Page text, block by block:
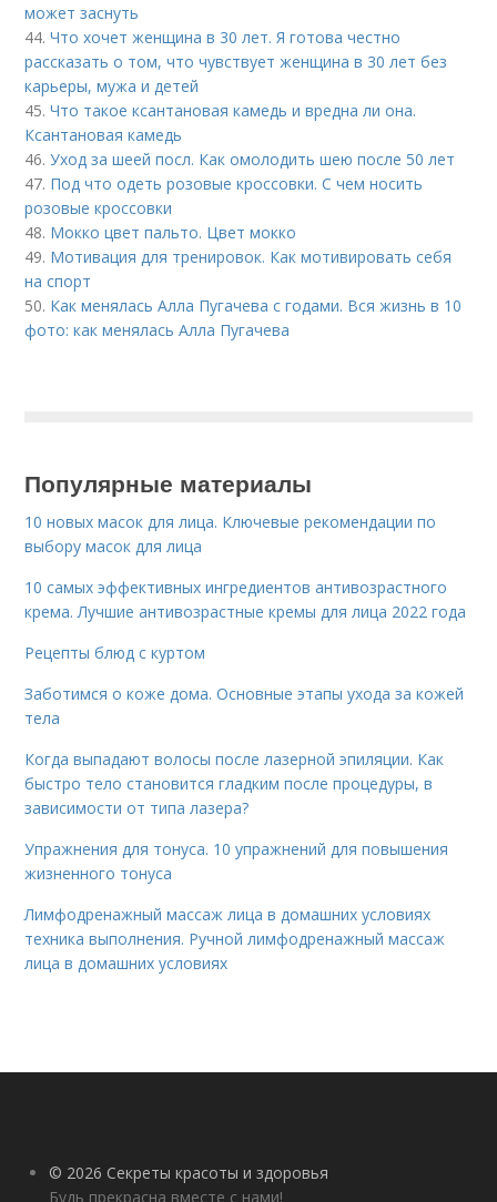
может заснуть
44.Что хочет женщина в 30 лет. Я готова честно
рассказать о том, что чувствует женщина в 30 лет без
карьеры, мужа и детей
45.Что такое ксантановая камедь и вредна ли она.
Ксантановая камедь
46.Уход за шеей посл. Как омолодить шею после 50 лет
47. Под что одеть розовые кроссовки. С чем носить
розовые кроссовки
48. Мокко цвет пальто. Цвет мокко
49. Мотивация для тренировок. Как мотивировать себя
на спорт
50. Как менялась Алла Пугачева с годами. Вся жизнь в 10
фото: как менялась Алла Пугачева
Популярные материалы
10 новых масок для лица. Ключевые рекомендации по
выбору масок для лица
10 самых эффективных ингредиентов антивозрастного
крема. Лучшие антивозрастные кремы для лица 2022 года
Рецепты блюд с куртом
Заботимся о коже дома. Основные этапы ухода за кожей
тела
Когда выпадают волосы после лазерной эпиляции. Как
быстро тело становится гладким после процедуры, в
зависимости от типа лазера?
Упражнения для тонуса. 10 упражнений для повышения
жизненного тонуса
Лимфодренажный массаж лица в домашних условиях
техника выполнения. Ручной лимфодренажный массаж
лица в домашних условиях
© 2026 Секреты красоты и здоровья
Будь прекрасна вместе с нами!